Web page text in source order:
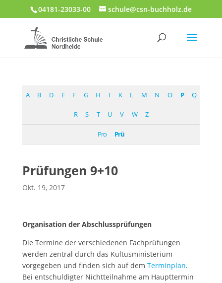
04181-23033-00 schule@csn-buchholz.de
A B D E F G H I K L M N O P Q
R S T U V W Z
Pro Prü
Prüfungen 9+10
Okt. 19, 2017
Organisation der Abschlussprüfungen
Die Termine der verschiedenen Fachprüfungen
werden zentral durch das Kultusministerium
vorgegeben und finden sich auf dem Terminplan.
Bei entschuldigter Nichtteilnahme am Haupttermin